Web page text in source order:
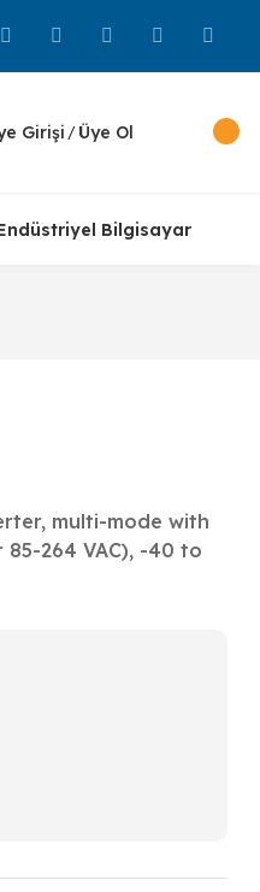
Girişi / Üye Ol
Bilgisayar
multi-mode with
264 VAC), -40 to